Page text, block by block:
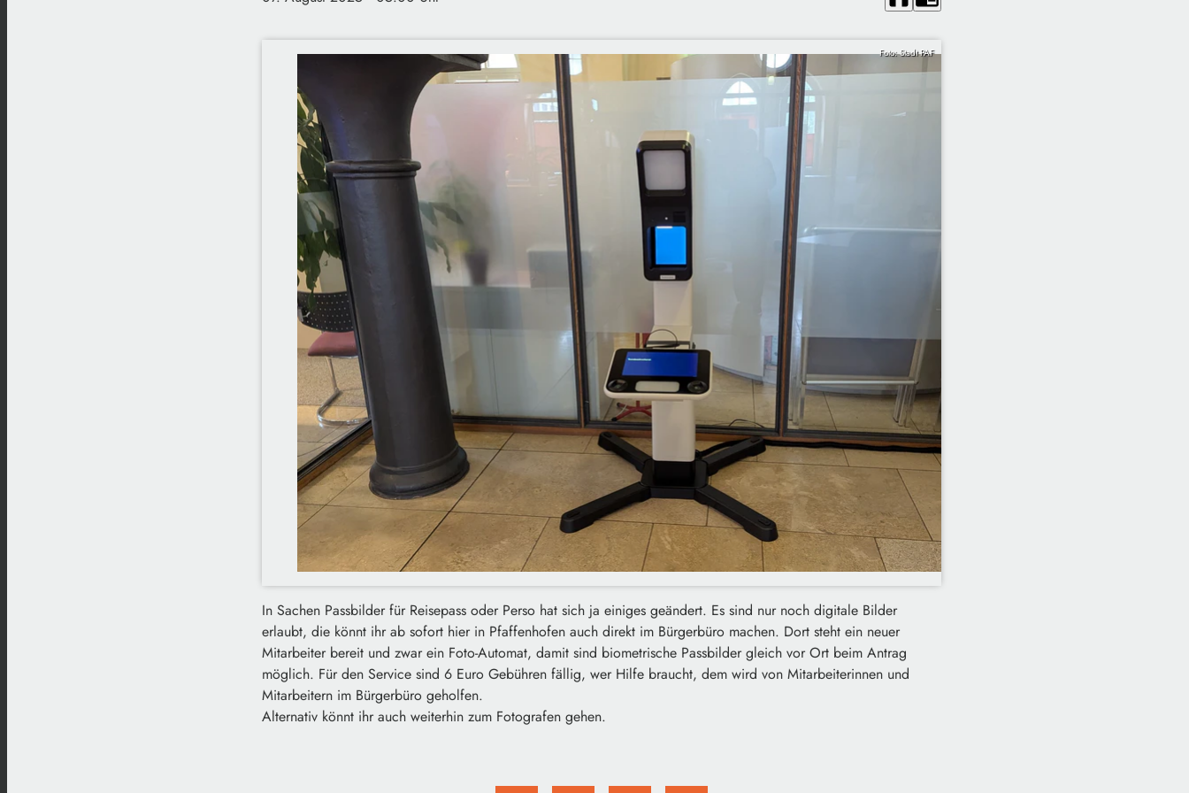
Foto: Stadt PAF
In Sachen Passbilder für Reisepass oder Perso hat sich ja einiges geändert. Es sind nur noch digitale Bilder
erlaubt, die könnt ihr ab sofort hier in Pfaffenhofen auch direkt im Bürgerbüro machen. Dort steht ein neuer
Mitarbeiter bereit und zwar ein Foto-Automat, damit sind biometrische Passbilder gleich vor Ort beim Antrag
möglich. Für den Service sind 6 Euro Gebühren fällig, wer Hilfe braucht, dem wird von Mitarbeiterinnen und
Mitarbeitern im Bürgerbüro geholfen.
Alternativ könnt ihr auch weiterhin zum Fotografen gehen.